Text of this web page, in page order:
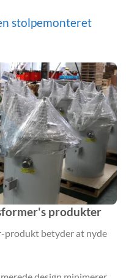
stolpemonteret
produkter
produkt betyder at nyde